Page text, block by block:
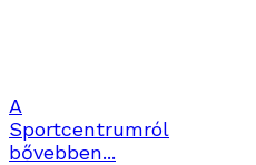
A
Sportcentrumról
bővebben...